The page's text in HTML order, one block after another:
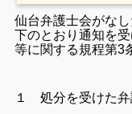
仙台弁護士会がな
下のとおり通知を
等に関する規程第3
１ 処分を受けた弁